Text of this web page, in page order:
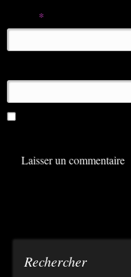
*
Rechercher